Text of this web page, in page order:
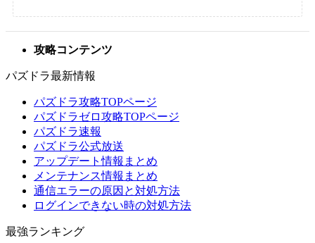
攻略コンテンツ
パズドラ最新情報
パズドラ攻略TOPページ
パズドラゼロ攻略TOPページ
パズドラ速報
パズドラ公式放送
アップデート情報まとめ
メンテナンス情報まとめ
通信エラーの原因と対処方法
ログインできない時の対処方法
最強ランキング